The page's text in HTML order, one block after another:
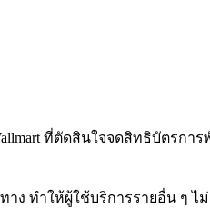
ที่ตัดสินใจจดสิทธิบัตรการ
ง ทำให้ผู้ใช้บริการรายอื่น ๆ ไ